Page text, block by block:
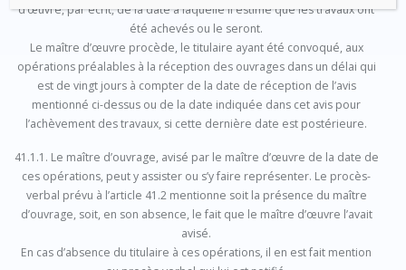
d’œuvre, par écrit, de la date à laquelle il estime que les travaux ont
été achevés ou le seront.
Le maître d’œuvre procède, le titulaire ayant été convoqué, aux
opérations préalables à la réception des ouvrages dans un délai qui
est de vingt jours à compter de la date de réception de l’avis
mentionné ci-dessus ou de la date indiquée dans cet avis pour
l’achèvement des travaux, si cette dernière date est postérieure.
41.1.1. Le maître d’ouvrage, avisé par le maître d’œuvre de la date de
ces opérations, peut y assister ou s’y faire représenter. Le procès-
verbal prévu à l’article 41.2 mentionne soit la présence du maître
d’ouvrage, soit, en son absence, le fait que le maître d’œuvre l’avait
avisé.
En cas d’absence du titulaire à ces opérations, il en est fait mention